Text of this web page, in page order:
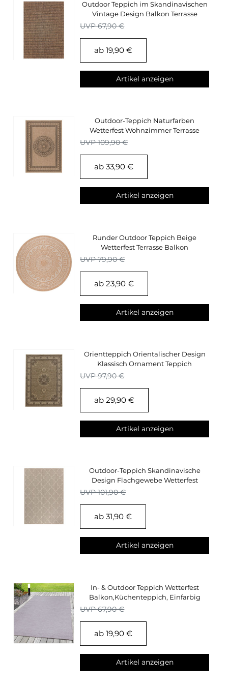
Outdoor Teppich im Skandinavischen
Vintage Design Balkon Terrasse
Küchen Teppich
UVP 67,90 €
ab 19,90 €
Artikel anzeigen
Outdoor-Teppich Naturfarben
Wetterfest Wohnzimmer Terrasse
Balkon Küchenteppich
UVP 109,90 €
ab 33,90 €
Artikel anzeigen
Runder Outdoor Teppich Beige
Wetterfest Terrasse Balkon
Küchenteppich
UVP 79,90 €
ab 23,90 €
Artikel anzeigen
Orientteppich Orientalischer Design
Klassisch Ornament Teppich
Wohnzimmer Beige
UVP 97,90 €
ab 29,90 €
Artikel anzeigen
Outdoor-Teppich Skandinavische
Design Flachgewebe Wetterfest
Terrasse Küche
UVP 101,90 €
ab 31,90 €
Artikel anzeigen
In- & Outdoor Teppich Wetterfest
Balkon,Küchenteppich, Einfarbig
Flachgewebe
UVP 67,90 €
ab 19,90 €
Artikel anzeigen